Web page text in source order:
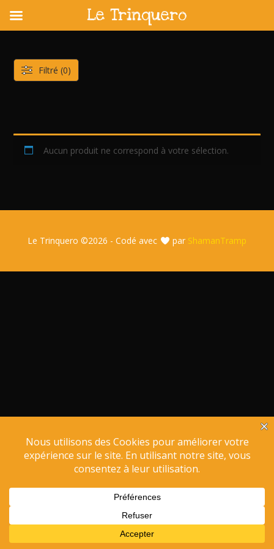
content
Aucun produit ne correspond à votre sélection.
Filtré (0)
Le Trinquero ©2026 - Codé avec par ShamanTramp
Le Trinquero